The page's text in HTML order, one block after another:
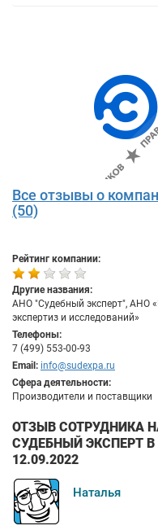
Все отзывы о
(50)
Рейтинг компании:
Другие названия:
АНО "Судебный эксперт", АНО
экспертиз и исследований»
Телефоны:
7 (499) 553-00-93
Email: info@sudexpa.ru
Сфера деятельности:
Производители и поставщики
ОТЗЫВ СОТРУДНИКА
СУДЕБНЫЙ ЭКСПЕРТ
12.09.2022
Наталья